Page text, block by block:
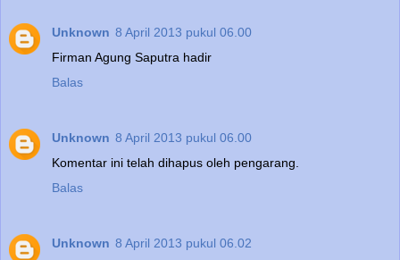
Unknown 8 April 2013 pukul 06.00
Firman Agung Saputra hadir
Balas
Unknown 8 April 2013 pukul 06.00
Komentar ini telah dihapus oleh pengarang.
Balas
Unknown 8 April 2013 pukul 06.02